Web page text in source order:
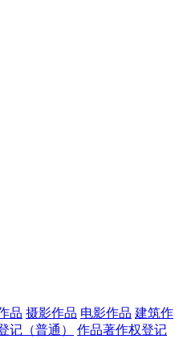
品 摄影作品 电影作品 建筑作
记（普通）
作品著作权登记